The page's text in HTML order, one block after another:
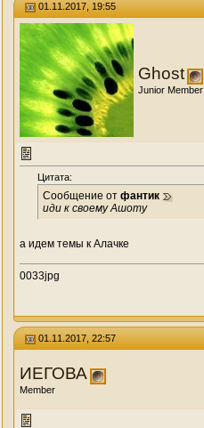
01.11.2017, 19:55
Ghost
Junior Member
Цитата:
Сообщение от фантик
иди к своему Ашоту
а идем темы к Алачке
0033jpg
01.11.2017, 22:57
ИЕГОВА
Member